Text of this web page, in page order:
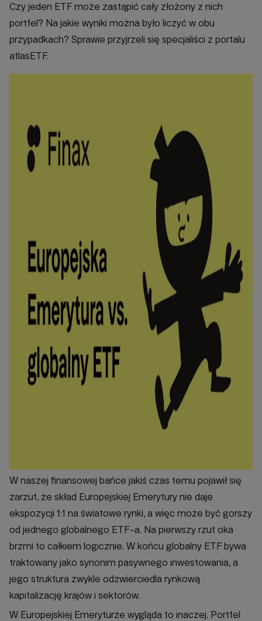
Czy jeden ETF może zastąpić cały złożony z nich
portfel? Na jakie wyniki można było liczyć w obu
przypadkach? Sprawie przyjrzeli się specjaliści z portalu
atlasETF.
W naszej finansowej bańce jakiś czas temu pojawił się
zarzut, że skład Europejskiej Emerytury nie daje
ekspozycji 1:1 na światowe rynki, a więc może być gorszy
od jednego globalnego ETF-a. Na pierwszy rzut oka
brzmi to całkiem logicznie. W końcu globalny ETF bywa
traktowany jako synonim pasywnego inwestowania, a
jego struktura zwykle odzwierciedla rynkową
kapitalizację krajów i sektorów.
W Europejskiej Emeryturze wygląda to inaczej. Portfel